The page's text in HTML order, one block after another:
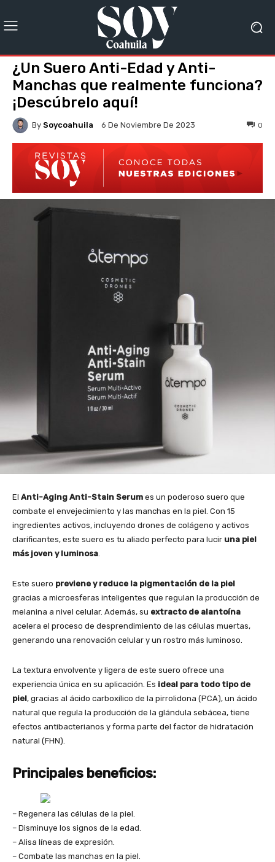
¿Un Suero Anti-Edad y Anti-
Manchas que realmente funciona?
¡Descúbrelo aquí!
By Soycoahuila 6 De Noviembre De 2023 0
El Anti-Aging Anti-Stain Serum es un poderoso suero que
combate el envejecimiento y las manchas en la piel. Con 15
ingredientes activos, incluyendo drones de colágeno y activos
clarificantes, este suero es tu aliado perfecto para lucir una piel
más joven y luminosa.
Este suero previene y reduce la pigmentación de la piel
gracias a microesferas inteligentes que regulan la producción de
melanina a nivel celular. Además, su extracto de alantoína
acelera el proceso de desprendimiento de las células muertas,
generando una renovación celular y un rostro más luminoso.
La textura envolvente y ligera de este suero ofrece una
experiencia única en su aplicación. Es ideal para todo tipo de
piel, gracias al ácido carboxílico de la pirrolidona (PCA), un ácido
natural que regula la producción de la glándula sebácea, tiene
efectos antibacterianos y forma parte del factor de hidratación
natural (FHN).
Principales beneficios:
– Regenera las células de la piel.
– Disminuye los signos de la edad.
– Alisa líneas de expresión.
– Combate las manchas en la piel.